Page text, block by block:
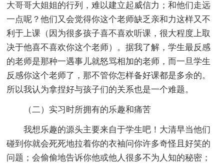
大哥哥大姐姐的行列，难以建立起威信力；和他们走远
一点呢？他们又会觉得你这个老师缺乏亲和力这样又不
利于上课（因为很多孩子喜不喜欢听课，很大程度上取
决于他喜不喜欢你这个老师）。据我了解，学生最反感
的老师是那种一遇事儿就怒骂相加的老师，而一旦学生
反感你这个老师了，那不管你怎样备好课都是多余的。
所以我认为拿捏好与孩子们的关系也是一个难题。
（二）实习时所拥有的乐趣和痛苦
我想乐趣的源头主要来自于学生吧！大清早当他们
碰到你就会死死地拉着你的衣袖问你许多奇怪且好笑的
问题；会偷偷地告诉你他或他人很多不为人知的秘密；